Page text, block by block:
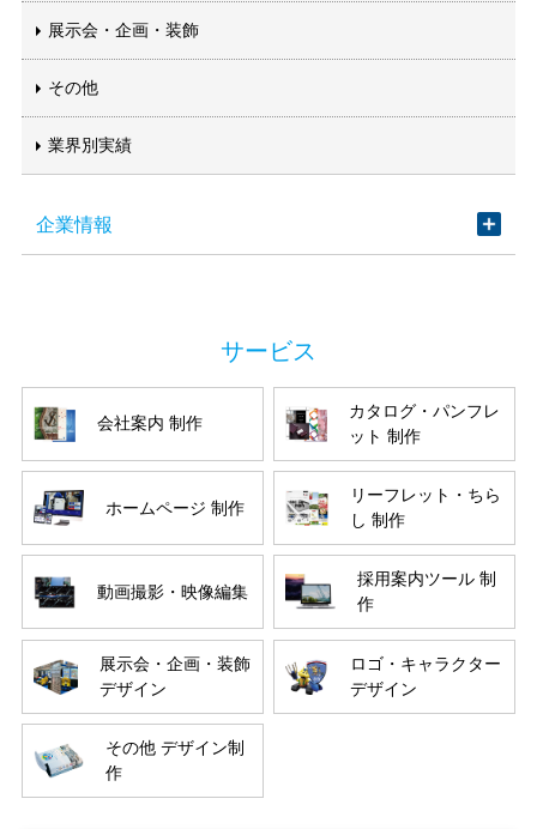
展示会・企画・装飾
その他
業界別実績
企業情報
会社案内 制作
カタログ・パンフレ
ット 制作
ホームページ 制作
リーフレット・ちら
し 制作
動画撮影・映像編集
採用案内ツール 制
作
展示会・企画・装飾
デザイン
ロゴ・キャラクター
デザイン
その他 デザイン制
作